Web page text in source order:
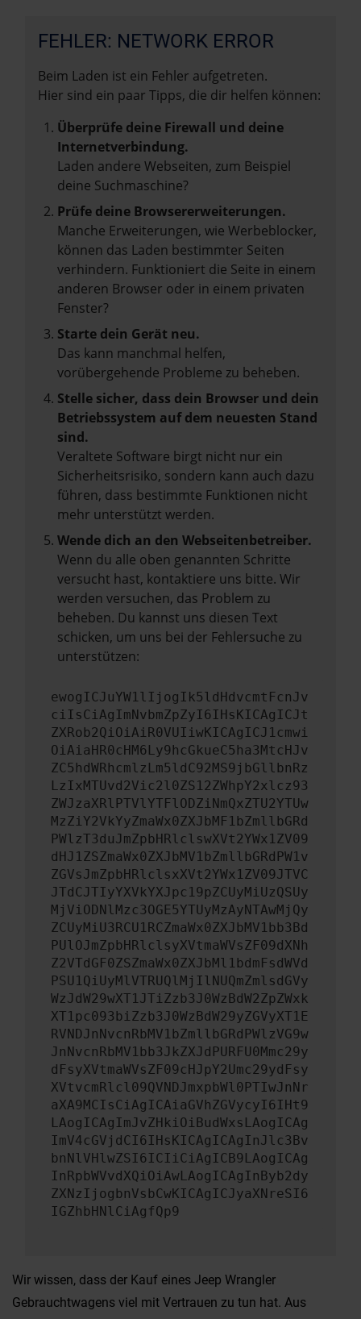
FEHLER: NETWORK ERROR
Beim Laden ist ein Fehler aufgetreten.
Hier sind ein paar Tipps, die dir helfen können:
Überprüfe deine Firewall und deine
Internetverbindung.
Laden andere Webseiten, zum Beispiel
deine Suchmaschine?
Prüfe deine Browsererweiterungen.
Manche Erweiterungen, wie Werbeblocker,
können das Laden bestimmter Seiten
verhindern. Funktioniert die Seite in einem
anderen Browser oder in einem privaten
Fenster?
Starte dein Gerät neu.
Das kann manchmal helfen,
vorübergehende Probleme zu beheben.
Stelle sicher, dass dein Browser und dein
Betriebssystem auf dem neuesten Stand
sind.
Veraltete Software birgt nicht nur ein
Sicherheitsrisiko, sondern kann auch dazu
führen, dass bestimmte Funktionen nicht
mehr unterstützt werden.
Wende dich an den Webseitenbetreiber.
Wenn du alle oben genannten Schritte
versucht hast, kontaktiere uns bitte. Wir
werden versuchen, das Problem zu
beheben. Du kannst uns diesen Text
schicken, um uns bei der Fehlersuche zu
unterstützen:
ewogICJuYW1lIjogIk5ldHdvcmtFcnJv
ciIsCiAgImNvbmZpZyI6IHsKICAgICJt
ZXRob2QiOiAiR0VUIiwKICAgICJ1cmwi
OiAiaHR0cHM6Ly9hcGkueC5ha3MtcHJv
ZC5hdWRhcmlzLm5ldC92MS9jbGllbnRz
LzIxMTUvd2Vic2l0ZS12ZWhpY2xlcz93
ZWJzaXRlPTVlYTFlODZiNmQxZTU2YTUw
MzZiY2VkYyZmaWx0ZXJbMF1bZmllbGRd
PWlzT3duJmZpbHRlclswXVt2YWx1ZV09
dHJ1ZSZmaWx0ZXJbMV1bZmllbGRdPW1v
ZGVsJmZpbHRlclsxXVt2YWx1ZV09JTVC
JTdCJTIyYXVkYXJpc19pZCUyMiUzQSUy
MjViODNlMzc3OGE5YTUyMzAyNTAwMjQy
ZCUyMiU3RCU1RCZmaWx0ZXJbMV1bb3Bd
PUlOJmZpbHRlclsyXVtmaWVsZF09dXNh
Z2VTdGF0ZSZmaWx0ZXJbMl1bdmFsdWVd
PSU1QiUyMlVTRUQlMjIlNUQmZmlsdGVy
WzJdW29wXT1JTiZzb3J0WzBdW2ZpZWxk
XT1pc093biZzb3J0WzBdW29yZGVyXT1E
RVNDJnNvcnRbMV1bZmllbGRdPWlzVG9w
JnNvcnRbMV1bb3JkZXJdPURFU0Mmc29y
dFsyXVtmaWVsZF09cHJpY2Umc29ydFsy
XVtvcmRlcl09QVNDJmxpbWl0PTIwJnNr
aXA9MCIsCiAgICAiaGVhZGVycyI6IHt9
LAogICAgImJvZHkiOiBudWxsLAogICAg
ImV4cGVjdCI6IHsKICAgICAgInJlc3Bv
bnNlVHlwZSI6ICIiCiAgICB9LAogICAg
InRpbWVvdXQiOiAwLAogICAgInByb2dy
ZXNzIjogbnVsbCwKICAgICJyaXNreSI6
IGZhbHNlCiAgfQp9
Wir wissen, dass der Kauf eines Jeep Wrangler
Gebrauchtwagens viel mit Vertrauen zu tun hat. Aus